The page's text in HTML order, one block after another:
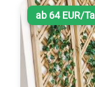
ab 64 EUR/